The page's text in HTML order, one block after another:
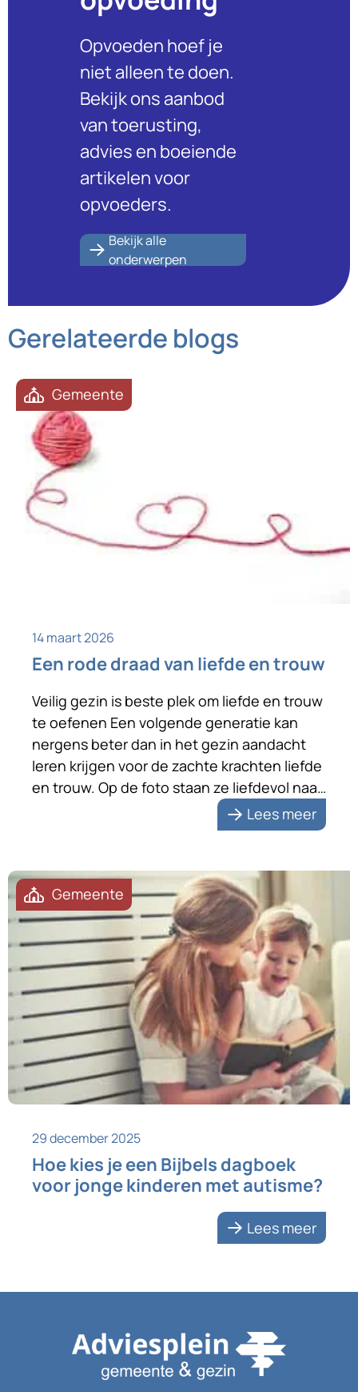
Opvoeden hoef je
niet alleen te doen.
Bekijk ons aanbod
van toerusting,
advies en boeiende
artikelen voor
opvoeders.
Bekijk alle
onderwerpen
Gerelateerde blogs
Gemeente
14 maart 2026
Een rode draad van liefde en trouw
Veilig gezin is beste plek om liefde en trouw
te oefenen Een volgende generatie kan
nergens beter dan in het gezin aandacht
leren krijgen voor de zachte krachten liefde
en trouw. Op de foto staan ze liefdevol naar
elkaar toegewend. Na zeventig jaar huwelijk
zijn de echtelieden zichtbaar nog steeds
Lees meer
Gemeente
29 december 2025
Hoe kies je een Bijbels dagboek
voor jonge kinderen met autisme?
Lees meer